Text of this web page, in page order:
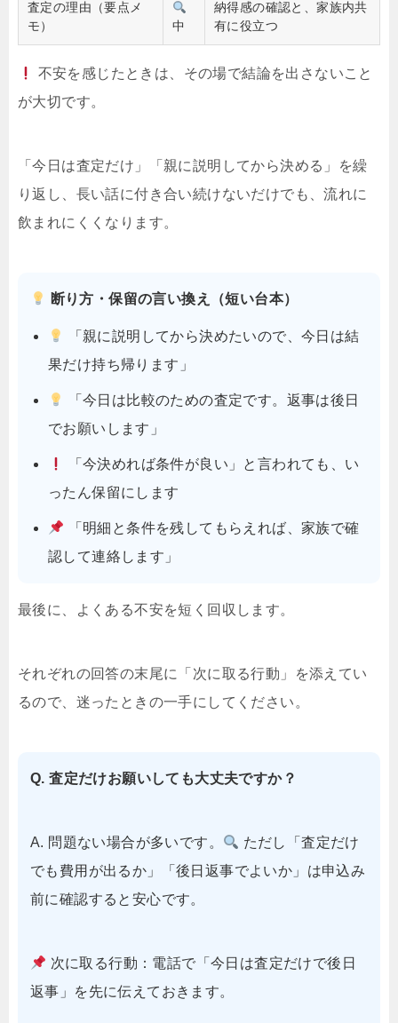
査定の理由（要点メ
モ）
中
納得感の確認と、家族内共
有に役立つ
不安を感じたときは、その場で結論を出さないこと
が大切です。
「今日は査定だけ」「親に説明してから決める」を繰
り返し、長い話に付き合い続けないだけでも、流れに
飲まれにくくなります。
断り方・保留の言い換え（短い台本）
「親に説明してから決めたいので、今日は結
果だけ持ち帰ります」
「今日は比較のための査定です。返事は後日
でお願いします」
「今決めれば条件が良い」と言われても、い
ったん保留にします
「明細と条件を残してもらえれば、家族で確
認して連絡します」
最後に、よくある不安を短く回収します。
それぞれの回答の末尾に「次に取る行動」を添えてい
るので、迷ったときの一手にしてください。
Q. 査定だけお願いしても大丈夫ですか？
A. 問題ない場合が多いです。
ただし「査定だけ
でも費用が出るか」「後日返事でよいか」は申込み
前に確認すると安心です。
次に取る行動：電話で「今日は査定だけで後日
返事」を先に伝えておきます。